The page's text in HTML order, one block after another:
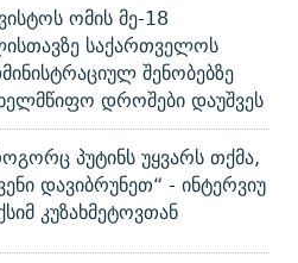
ომის მე-18
საქართველოს
შენობებზე
დროშები დაუშვეს
პუტინს უყვარს თქმა,
დავიბრუნეთ“ - ინტერვიუ
კუზახმეტოვთან